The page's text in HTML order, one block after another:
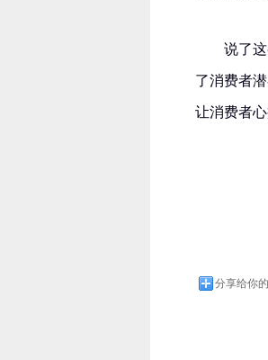
说了
了消费者
让消费者
分享给你